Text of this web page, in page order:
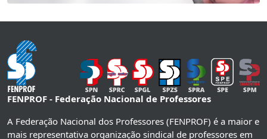
FENPROF - Federação Nacional de Professores
A Federação Nacional dos Professores (FENPROF) é a maior e
mais representativa organização sindical de professores em